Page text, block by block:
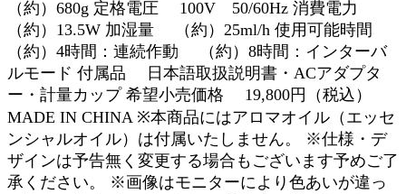
（約）680g 定格電圧 100V 50/60Hz 消費電力
（約）13.5W 加湿量 （約）25ml/h 使用可能時間
（約）4時間：連続作動 （約）8時間：インターバ
ルモード 付属品 日本語取扱説明書・ACアダプタ
ー・計量カップ 希望小売価格 19,800円（税込）
MADE IN CHINA ※本商品にはアロマオイル（エッセ
ンシャルオイル）は付属いたしません。 ※仕様・デ
ザインは予告無く変更する場合もございます予めご了
承ください。 ※画像はモニターにより色あいが違っ